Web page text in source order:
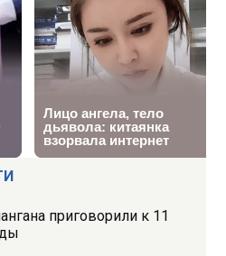
приговорили к 11